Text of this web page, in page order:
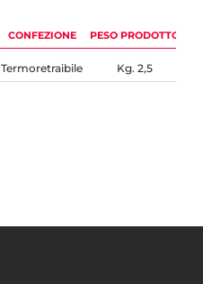
CONFEZIONE PESO PRODOTTO
Termoretraibile Kg. 2,5